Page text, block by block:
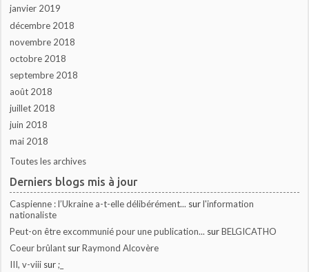
janvier 2019
décembre 2018
novembre 2018
octobre 2018
septembre 2018
août 2018
juillet 2018
juin 2018
mai 2018
Toutes les archives
Derniers blogs mis à jour
Caspienne : l’Ukraine a-t-elle délibérément... surl'information
nationaliste
Peut-on être excommunié pour une publication... surBELGICATHO
Coeur brûlant surRaymond Alcovère
III, v-viii sur;_